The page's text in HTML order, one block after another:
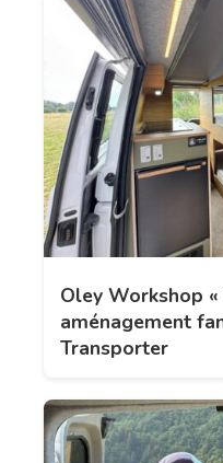
Oley Workshop «
aménagement
Transporter